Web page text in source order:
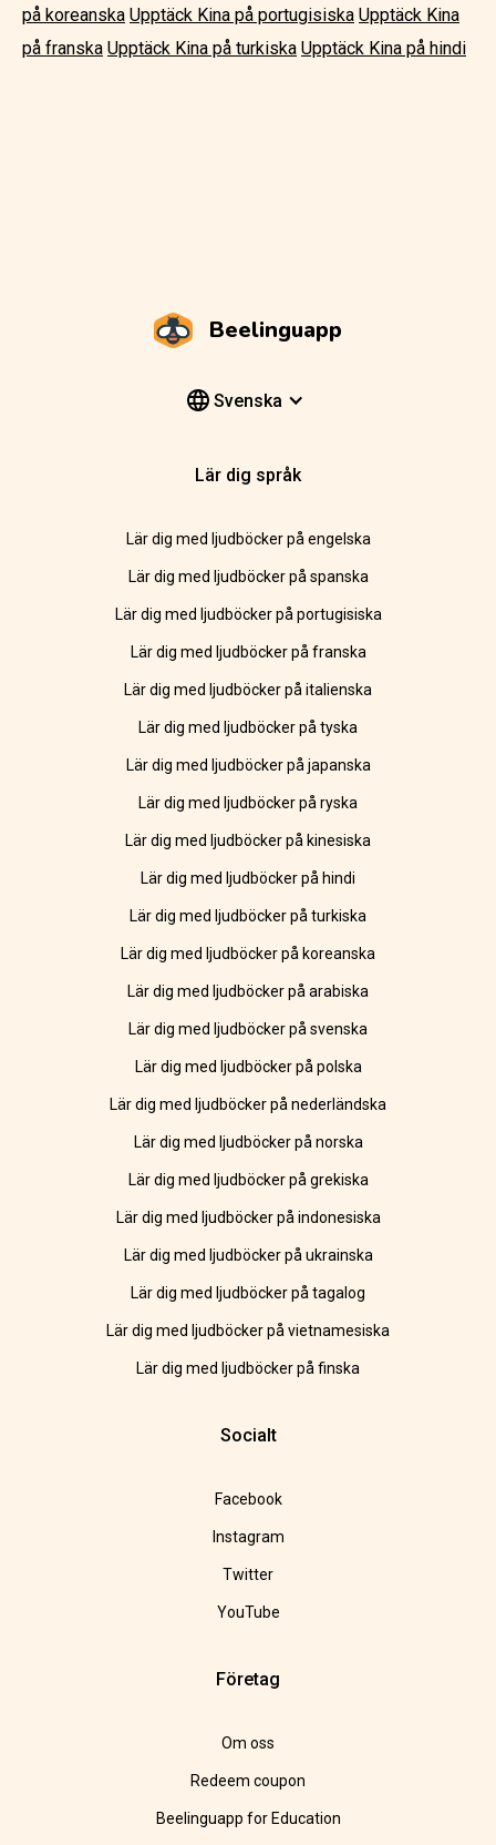
på koreanska Upptäck Kina på portugisiska Upptäck Kina
på franska Upptäck Kina på turkiska Upptäck Kina på hindi
Beelinguapp
Svenska
Lär dig språk
Lär dig med ljudböcker på engelska
Lär dig med ljudböcker på spanska
Lär dig med ljudböcker på portugisiska
Lär dig med ljudböcker på franska
Lär dig med ljudböcker på italienska
Lär dig med ljudböcker på tyska
Lär dig med ljudböcker på japanska
Lär dig med ljudböcker på ryska
Lär dig med ljudböcker på kinesiska
Lär dig med ljudböcker på hindi
Lär dig med ljudböcker på turkiska
Lär dig med ljudböcker på koreanska
Lär dig med ljudböcker på arabiska
Lär dig med ljudböcker på svenska
Lär dig med ljudböcker på polska
Lär dig med ljudböcker på nederländska
Lär dig med ljudböcker på norska
Lär dig med ljudböcker på grekiska
Lär dig med ljudböcker på indonesiska
Lär dig med ljudböcker på ukrainska
Lär dig med ljudböcker på tagalog
Lär dig med ljudböcker på vietnamesiska
Lär dig med ljudböcker på finska
Socialt
Facebook
Instagram
Twitter
YouTube
Företag
Om oss
Redeem coupon
Beelinguapp for Education